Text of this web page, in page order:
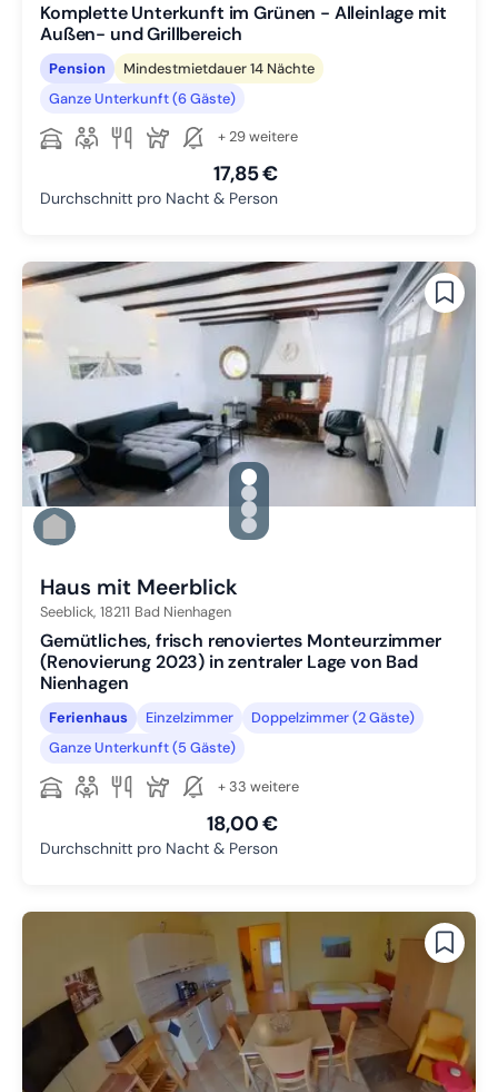
Komplette Unterkunft im Grünen - Alleinlage mit
Außen- und Grillbereich
Pension
Mindestmietdauer 14 Nächte
Ganze Unterkunft (6 Gäste)
+ 29 weitere
17,85 €
Durchschnitt pro Nacht & Person
gallery.slide_selector
Zu Slide 1 wechseln
Zu Slide 2 wechseln
Zu Slide 3 wechseln
Zu Slide 4 wechseln
Haus mit Meerblick
Seeblick, 18211 Bad Nienhagen
Gemütliches, frisch renoviertes Monteurzimmer
(Renovierung 2023) in zentraler Lage von Bad
Nienhagen
Ferienhaus Einzelzimmer
Doppelzimmer (2 Gäste)
Ganze Unterkunft (5 Gäste)
+ 33 weitere
18,00 €
Durchschnitt pro Nacht & Person